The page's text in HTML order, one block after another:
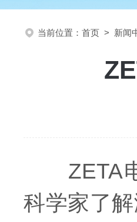
当前位置： 首页 > 新闻
ZETA电
科学家了